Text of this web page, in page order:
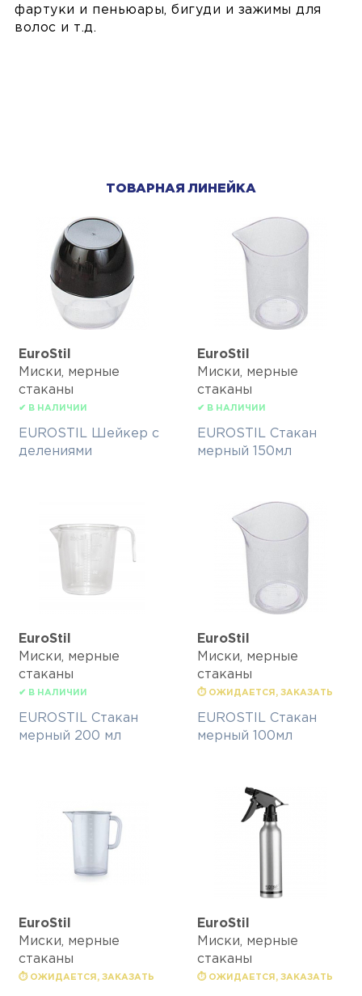
фартуки и пеньюары, бигуди и зажимы для
волос и т.д.
ТОВАРНАЯ ЛИНЕЙКА
EuroStil
Миски, мерные
стаканы
✔ В НАЛИЧИИ
EUROSTIL Шейкер с
делениями
EuroStil
Миски, мерные
стаканы
✔ В НАЛИЧИИ
EUROSTIL Стакан
мерный 150мл
EuroStil
Миски, мерные
стаканы
✔ В НАЛИЧИИ
EUROSTIL Стакан
мерный 200 мл
EuroStil
Миски, мерные
стаканы
⏱ ОЖИДАЕТСЯ, ЗАКАЗАТЬ
EUROSTIL Стакан
мерный 100мл
EuroStil
Миски, мерные
стаканы
⏱ ОЖИДАЕТСЯ, ЗАКАЗАТЬ
EuroStil
Миски, мерные
стаканы
⏱ ОЖИДАЕТСЯ, ЗАКАЗАТЬ